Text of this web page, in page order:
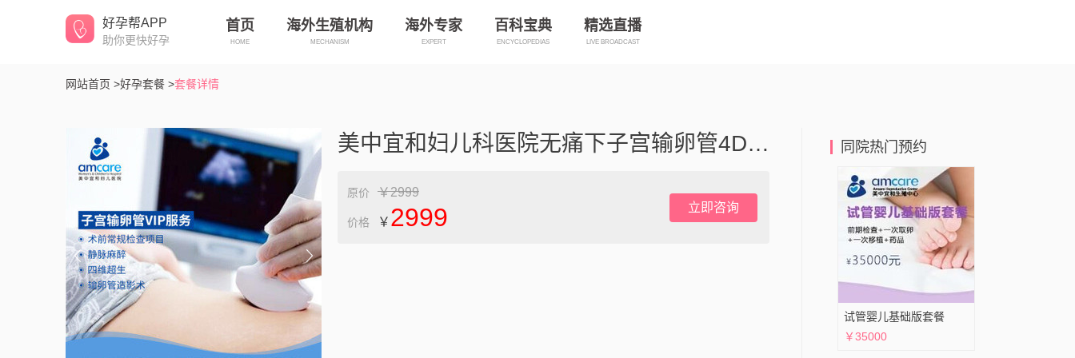
好孕帮APP
助你更快好孕
首页
HOME
海外生殖机构
MECHANISM
海外专家
EXPERT
百科宝典
ENCYCLOPEDIAS
精选直播
LIVE BROADCAST
网站首页 >好孕套餐 >套餐详情
美中宜和妇儿科医院无痛下子宫输卵管4D超声造影检查VIP服务
原价 ￥2999
价格 ￥ 2999 立即咨询
同院热门预约
试管婴儿基础版套餐
￥35000